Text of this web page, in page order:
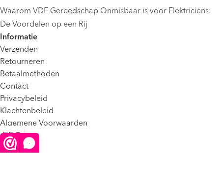
-
Waarom VDE Gereedschap Onmisbaar is voor Elektriciens:
De Voordelen op een Rij
Informatie
Verzenden
Retourneren
Betaalmethoden
Contact
Privacybeleid
Klachtenbeleid
Algemene Voorwaarden
FAQ